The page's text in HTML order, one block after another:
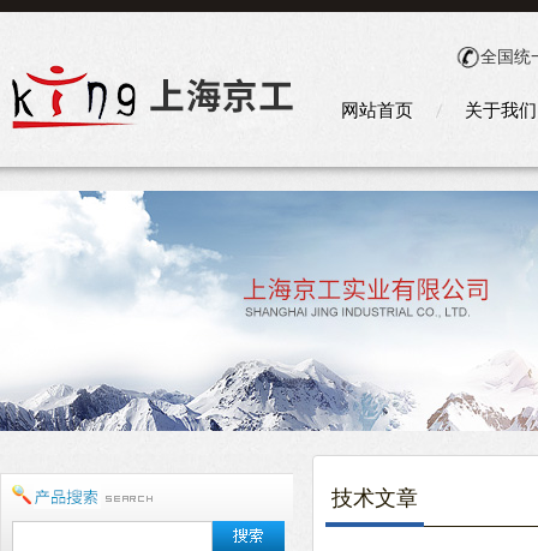
全国统
网站首页 关于我们
技术文章